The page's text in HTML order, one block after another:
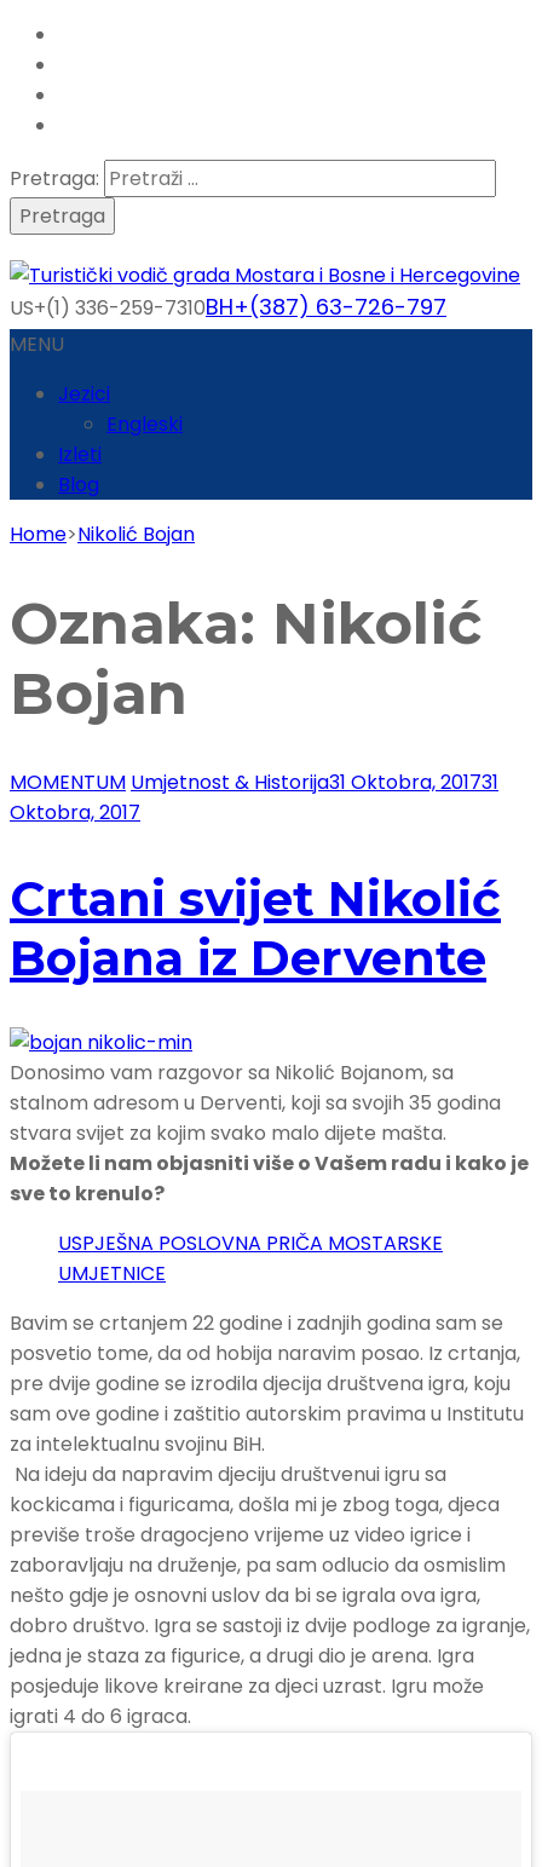
Pretraga:
US+(1) 336-259-7310BH+(387) 63-726-797
MENU
Jezici
Engleski
Izleti
Blog
Home>Nikolić Bojan
Oznaka: Nikolić
Bojan
MOMENTUM Umjetnost & Historija31 Oktobra, 201731
Oktobra, 2017
Crtani svijet Nikolić
Bojana iz Dervente
Donosimo vam razgovor sa Nikolić Bojanom, sa
stalnom adresom u Derventi, koji sa svojih 35 godina
stvara svijet za kojim svako malo dijete mašta.
Možete li nam objasniti više o Vašem radu i kako je
sve to krenulo?
USPJEŠNA POSLOVNA PRIČA MOSTARSKE
UMJETNICE
Bavim se crtanjem 22 godine i zadnjih godina sam se
posvetio tome, da od hobija naravim posao. Iz crtanja,
pre dvije godine se izrodila djecija društvena igra, koju
sam ove godine i zaštitio autorskim pravima u Institutu
za intelektualnu svojinu BiH.
Na ideju da napravim djeciju društvenui igru sa
kockicama i figuricama, došla mi je zbog toga, djeca
previše troše dragocjeno vrijeme uz video igrice i
zaboravljaju na druženje, pa sam odlucio da osmislim
nešto gdje je osnovni uslov da bi se igrala ova igra,
dobro društvo. Igra se sastoji iz dvije podloge za igranje,
jedna je staza za figurice, a drugi dio je arena. Igra
posjeduje likove kreirane za djeci uzrast. Igru može
igrati 4 do 6 igraca.